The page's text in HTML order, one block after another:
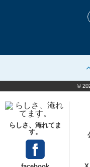
©
らしさ、淹れてま
す。